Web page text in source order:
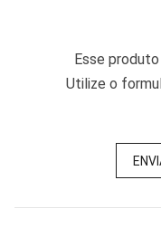
Esse produto
Utilize o